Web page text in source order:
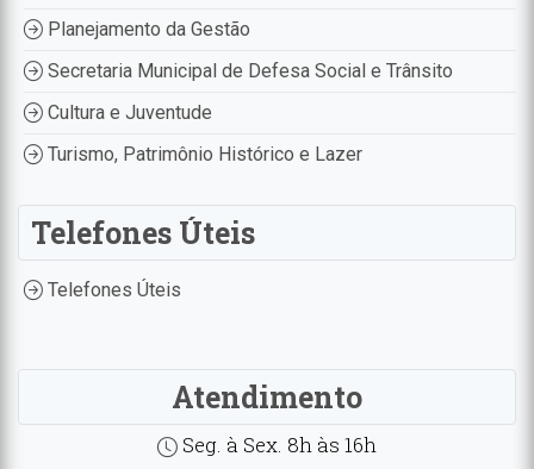
Planejamento da Gestão
Secretaria Municipal de Defesa Social e Trânsito
Cultura e Juventude
Turismo, Patrimônio Histórico e Lazer
Telefones Úteis
Telefones Úteis
Atendimento
Seg. à Sex. 8h às 16h